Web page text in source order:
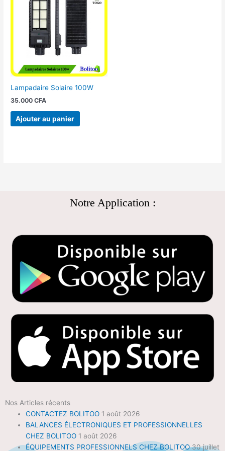
Lampadaire Solaire 100W
35.000CFA
Ajouter au panier
Notre Application :
Nos Articles récents
CONTACTEZ BOLITOO 1 août 2026
BALANCES ÉLECTRONIQUES ET PROFESSIONNELLES
CHEZ BOLITOO 1 août 2026
ÉQUIPEMENTS PROFESSIONNELS CHEZ BOLITOO 30 juillet